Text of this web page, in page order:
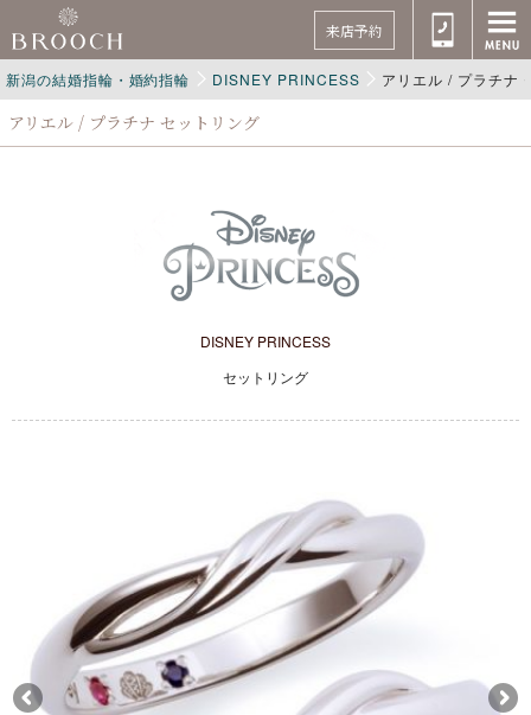
来店予約
新潟の結婚指輪・婚約指輪 DISNEY PRINCESS アリエル / プラチナ
アリエル / プラチナ セットリング
DISNEY PRINCESS
セットリング